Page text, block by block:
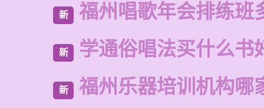
新 福州唱歌年会排练班
新 学通俗唱法买什么书
新 福州乐器培训机构哪